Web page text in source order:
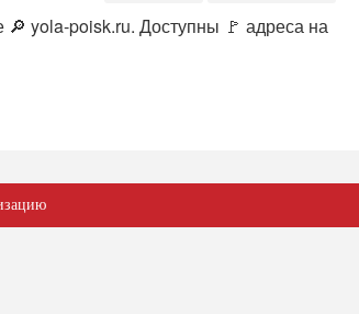
yola-poisk.ru. Доступны 🚩 адреса на